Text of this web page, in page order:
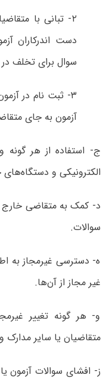
۲- تبانی با
دست اندرکاران
سوال برای تخلف در
۳- ثبت نام در
آزمون به جای
ج- استفاده از هر گونه
الکترونیکی و دستگاه‌های
د- کمک به متقاضی خارج
سوالات.
ه- دسترسی غیرمجاز به
غیر مجاز از آن‌ها.
و- هر گونه تغییر
متقاضیان یا سایر مدارک
ز- افشای سوالات آزمون